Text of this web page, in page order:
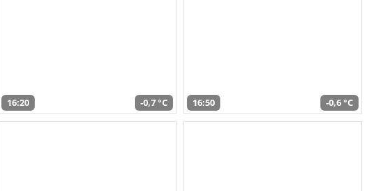
16:20 -0,7 °C 16:50 -0,6 °C